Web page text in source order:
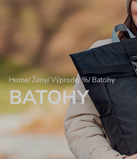
Home/Ženy/Výprodej %/Batohy
BATOHY